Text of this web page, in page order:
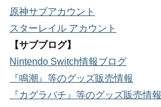
原神サブアカウント
スターレイル アカウント
【サブブログ】
Nintendo Switch情報ブログ
『鳴潮』等のグッズ販売情報
『カグラバチ』等のグッズ販売情報